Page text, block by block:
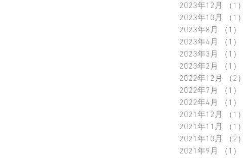
2023年12月
（1）
2023年10月
（1）
2023年8月
（1）
2023年4月
（1）
2023年3月
（1）
2023年2月
（1）
2022年12月
（2）
2022年7月
（1）
2022年4月
（1）
2021年12月
（1）
2021年11月
（1）
2021年10月
（2）
2021年9月
（1）